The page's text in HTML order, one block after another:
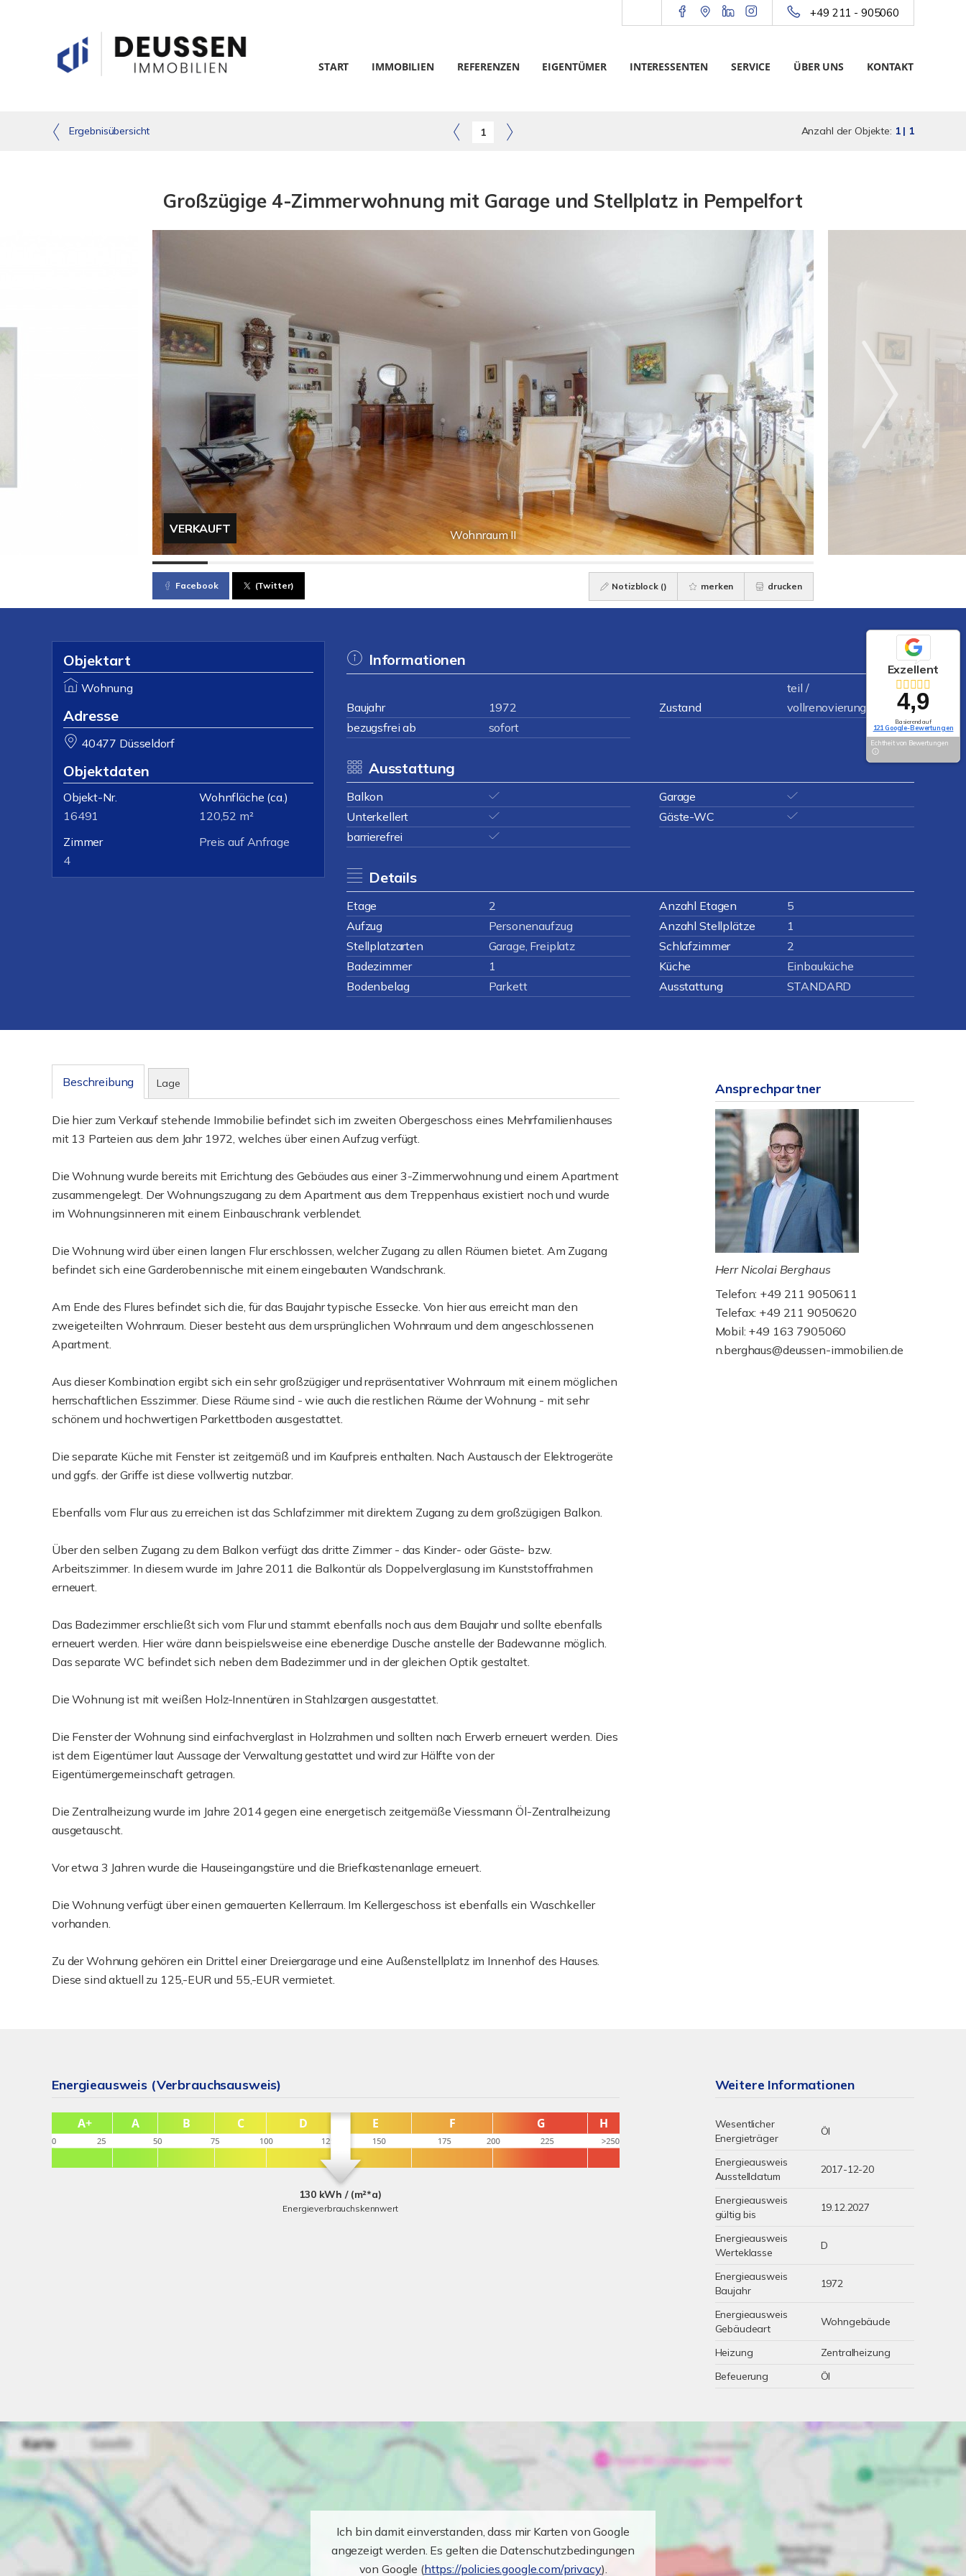
+49 211 - 905060
START IMMOBILIEN REFERENZEN EIGENTÜMER INTERESSENTEN SERVICE ÜBER UNS KONTAKT
Ergebnisübersicht 1 Anzahl der Objekte: 1 | 1
Großzügige 4-Zimmerwohnung mit Garage und Stellplatz in Pempelfort
Wohnraum II
VERKAUFT
Facebook (Twitter) Notizblock () merken drucken
Objektart
Wohnung
Adresse
40477 Düsseldorf
Objektdaten
Objekt-Nr.
16491
Wohnfläche (ca.)
120,52 m²
Zimmer
4
Preis auf Anfrage
Informationen
Baujahr 1972 Zustand
teil /
vollrenovierungsbedürftig
bezugsfrei ab
sofort
Ausstattung
Balkon
Garage
Unterkellert
Gäste-WC
barrierefrei
Details
Etage 2 Anzahl Etagen
5
Aufzug
Personenaufzug Anzahl Stellplätze
1
Stellplatzarten
Garage, Freiplatz Schlafzimmer
2
Badezimmer
1 Küche
Einbauküche
Bodenbelag
Parkett Ausstattung STANDARD
Beschreibung Lage
Die hier zum Verkauf stehende Immobilie befindet sich im zweiten Obergeschoss eines Mehrfamilienhauses
mit 13 Parteien aus dem Jahr 1972, welches über einen Aufzug verfügt.
Die Wohnung wurde bereits mit Errichtung des Gebäudes aus einer 3-Zimmerwohnung und einem Apartment
zusammengelegt. Der Wohnungszugang zu dem Apartment aus dem Treppenhaus existiert noch und wurde
im Wohnungsinneren mit einem Einbauschrank verblendet.
Die Wohnung wird über einen langen Flur erschlossen, welcher Zugang zu allen Räumen bietet. Am Zugang
befindet sich eine Garderobennische mit einem eingebauten Wandschrank.
Am Ende des Flures befindet sich die, für das Baujahr typische Essecke. Von hier aus erreicht man den
zweigeteilten Wohnraum. Dieser besteht aus dem ursprünglichen Wohnraum und dem angeschlossenen
Apartment.
Aus dieser Kombination ergibt sich ein sehr großzügiger und repräsentativer Wohnraum mit einem möglichen
herrschaftlichen Esszimmer. Diese Räume sind - wie auch die restlichen Räume der Wohnung - mit sehr
schönem und hochwertigen Parkettboden ausgestattet.
Die separate Küche mit Fenster ist zeitgemäß und im Kaufpreis enthalten. Nach Austausch der Elektrogeräte
und ggfs. der Griffe ist diese vollwertig nutzbar.
Ebenfalls vom Flur aus zu erreichen ist das Schlafzimmer mit direktem Zugang zu dem großzügigen Balkon.
Über den selben Zugang zu dem Balkon verfügt das dritte Zimmer - das Kinder- oder Gäste- bzw.
Arbeitszimmer. In diesem wurde im Jahre 2011 die Balkontür als Doppelverglasung im Kunststoffrahmen
erneuert.
Das Badezimmer erschließt sich vom Flur und stammt ebenfalls noch aus dem Baujahr und sollte ebenfalls
erneuert werden. Hier wäre dann beispielsweise eine ebenerdige Dusche anstelle der Badewanne möglich.
Das separate WC befindet sich neben dem Badezimmer und in der gleichen Optik gestaltet.
Die Wohnung ist mit weißen Holz-Innentüren in Stahlzargen ausgestattet.
Die Fenster der Wohnung sind einfachverglast in Holzrahmen und sollten nach Erwerb erneuert werden. Dies
ist dem Eigentümer laut Aussage der Verwaltung gestattet und wird zur Hälfte von der
Eigentümergemeinschaft getragen.
Die Zentralheizung wurde im Jahre 2014 gegen eine energetisch zeitgemäße Viessmann Öl-Zentralheizung
ausgetauscht.
Vor etwa 3 Jahren wurde die Hauseingangstüre und die Briefkastenanlage erneuert.
Die Wohnung verfügt über einen gemauerten Kellerraum. Im Kellergeschoss ist ebenfalls ein Waschkeller
vorhanden.
Zu der Wohnung gehören ein Drittel einer Dreiergarage und eine Außenstellplatz im Innenhof des Hauses.
Diese sind aktuell zu 125,-EUR und 55,-EUR vermietet.
Ansprechpartner
Herr Nicolai Berghaus
Telefon: +49 211 9050611
Telefax: +49 211 9050620
Mobil: +49 163 7905060
n.berghaus@deussen-immobilien.de
Energieausweis (Verbrauchsausweis)
130 kWh / (m²*a)
Energieverbrauchskennwert
Weitere Informationen
Wesentlicher
Energieträger
Öl
Energieausweis
Ausstelldatum
2017-12-20
Energieausweis
gültig bis
19.12.2027
Energieausweis
Werteklasse
D
Energieausweis
Baujahr
1972
Energieausweis
Gebäudeart
Wohngebäude
Heizung
Zentralheizung
Befeuerung
Öl
Ich bin damit einverstanden, dass mir Karten von Google
angezeigt werden. Es gelten die Datenschutzbedingungen
von Google (https://policies.google.com/privacy).
Exzellent
4,9
Basierend auf
121 Google-Bewertungen
Echtheit von Bewertungen